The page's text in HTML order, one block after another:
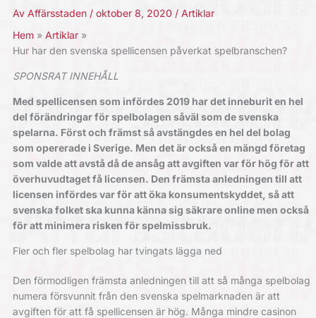
Av Affärsstaden / oktober 8, 2020 / Artiklar
Hem
Artiklar
Hur har den svenska spellicensen påverkat spelbranschen?
SPONSRAT INNEHÅLL
Med spellicensen som infördes 2019 har det inneburit en hel
del förändringar för spelbolagen såväl som de svenska
spelarna. Först och främst så avstängdes en hel del bolag
som opererade i Sverige. Men det är också en mängd företag
som valde att avstå då de ansåg att avgiften var för hög för att
överhuvudtaget få licensen. Den främsta anledningen till att
licensen infördes var för att öka konsumentskyddet, så att
svenska folket ska kunna känna sig säkrare online men också
för att minimera risken för spelmissbruk.
Fler och fler spelbolag har tvingats lägga ned
Den förmodligen främsta anledningen till att så många spelbolag
numera försvunnit från den svenska spelmarknaden är att
avgiften för att få spellicensen är hög. Många mindre casinon